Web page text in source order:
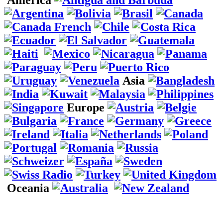
Asia
Europe
Oceania